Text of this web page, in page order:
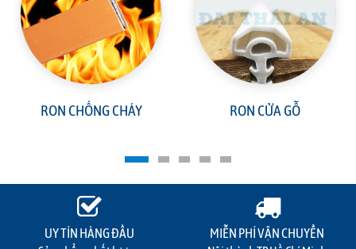
RON CHỐNG CHÁY RON CỬA GỖ
UY TÍN HÀNG ĐẦU MIỄN PHÍ VẬN CHUYỂN